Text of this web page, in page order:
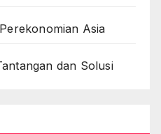
Asia
dan Solusi